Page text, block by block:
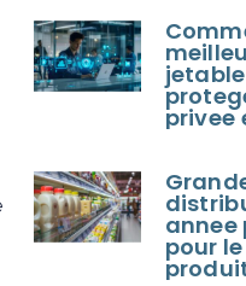
privee
annee
pour